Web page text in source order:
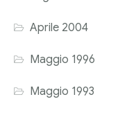
Aprile 2004
Maggio 1996
Maggio 1993